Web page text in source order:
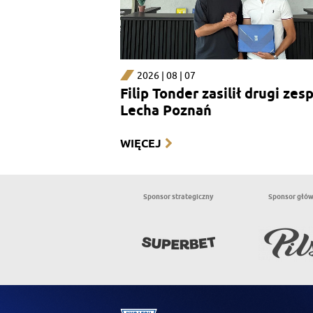
2026 | 08 | 07
Filip Tonder zasilił drugi
Lecha Poznań
WIĘCEJ
Sponsor strategiczny Sponsor